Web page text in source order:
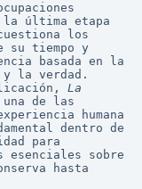
la última etapa
los
su tiempo y
basada en la
la verdad.
La
de las
humana
dentro de
para
sobre
hasta